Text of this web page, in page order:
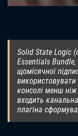
Solid State Logic
Essentials Bundle,
щомісячної
використовувати
консолі менш
входить
плагіна